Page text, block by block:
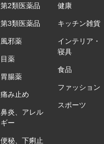
第2類医薬品
第3類医薬品
風邪薬
目薬
胃腸薬
痛み止め
鼻炎、アレル
ギー
便秘、下痢止
健康
キッチン雑貨
インテリア・
寝具
食品
ファッション
スポーツ